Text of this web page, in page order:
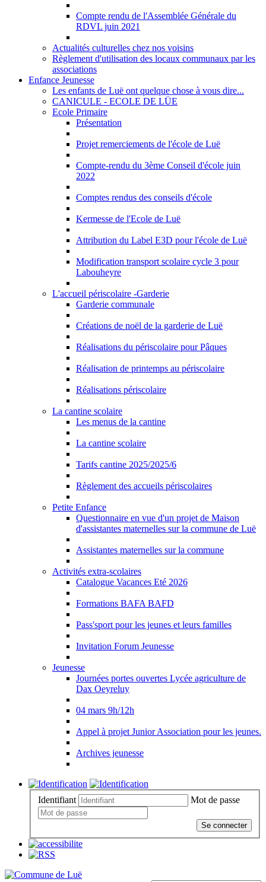
Compte rendu de l'Assemblée Générale du
RDVL juin 2021
Actualités culturelles chez nos voisins
Règlement d'utilisation des locaux communaux par les
associations
Enfance Jeunesse
Les enfants de Luë ont quelque chose à vous dire...
CANICULE - ECOLE DE LÜE
Ecole Primaire
Présentation
Projet remerciements de l'école de Luë
Compte-rendu du 3ème Conseil d'école juin
2022
Comptes rendus des conseils d'école
Kermesse de l'Ecole de Luë
Attribution du Label E3D pour l'école de Luë
Modification transport scolaire cycle 3 pour
Labouheyre
L'accueil périscolaire -Garderie
Garderie communale
Créations de noël de la garderie de Luë
Réalisations du périscolaire pour Pâques
Réalisation de printemps au périscolaire
Réalisations périscolaire
La cantine scolaire
Les menus de la cantine
La cantine scolaire
Tarifs cantine 2025/2025/6
Règlement des accueils périscolaires
Petite Enfance
Questionnaire en vue d'un projet de Maison
d'assistantes maternelles sur la commune de Luë
Assistantes maternelles sur la commune
Activités extra-scolaires
Catalogue Vacances Eté 2026
Formations BAFA BAFD
Pass'sport pour les jeunes et leurs familles
Invitation Forum Jeunesse
Jeunesse
Journées portes ouvertes Lycée agriculture de
Dax Oeyreluy
04 mars 9h/12h
Appel à projet Junior Association pour les jeunes.
Archives jeunesse
Identifiant Mot de passe
Se connecter